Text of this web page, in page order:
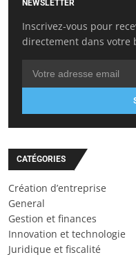
NEWSLETTER
Inscrivez-vous pour
directement dans votre
CATÉGORIES
Création d’entreprise
General
Gestion et finances
Innovation et technologie
Juridique et fiscalité